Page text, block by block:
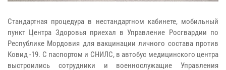
Стандартная процедура в нестандартном кабинете, мобильный
пункт Центра Здоровья приехал в Управление Росгвардии по
Республике Мордовия для вакцинации личного состава против
Ковид -19. С паспортом и СНИЛС, в автобус медицинского центра
выстроились сотрудники и военнослужащие Управления